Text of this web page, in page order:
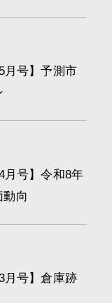
月号】予測市
月号】令和8年
動向
月号】倉庫跡